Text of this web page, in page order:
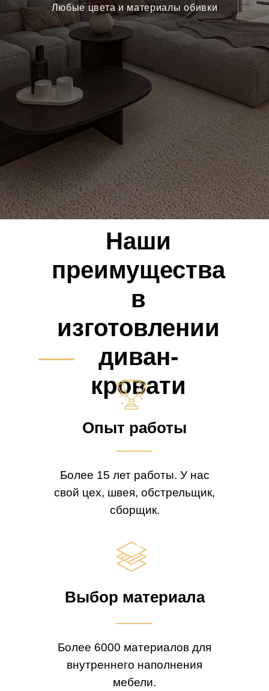
Любые цвета и материалы обивки
Наши
преимущества
в
изготовлении
диван-
кровати
Опыт работы
Более 15 лет работы. У нас
свой цех, швея, обстрельщик,
сборщик.
Выбор материала
Более 6000 материалов для
внутреннего наполнения
мебели.